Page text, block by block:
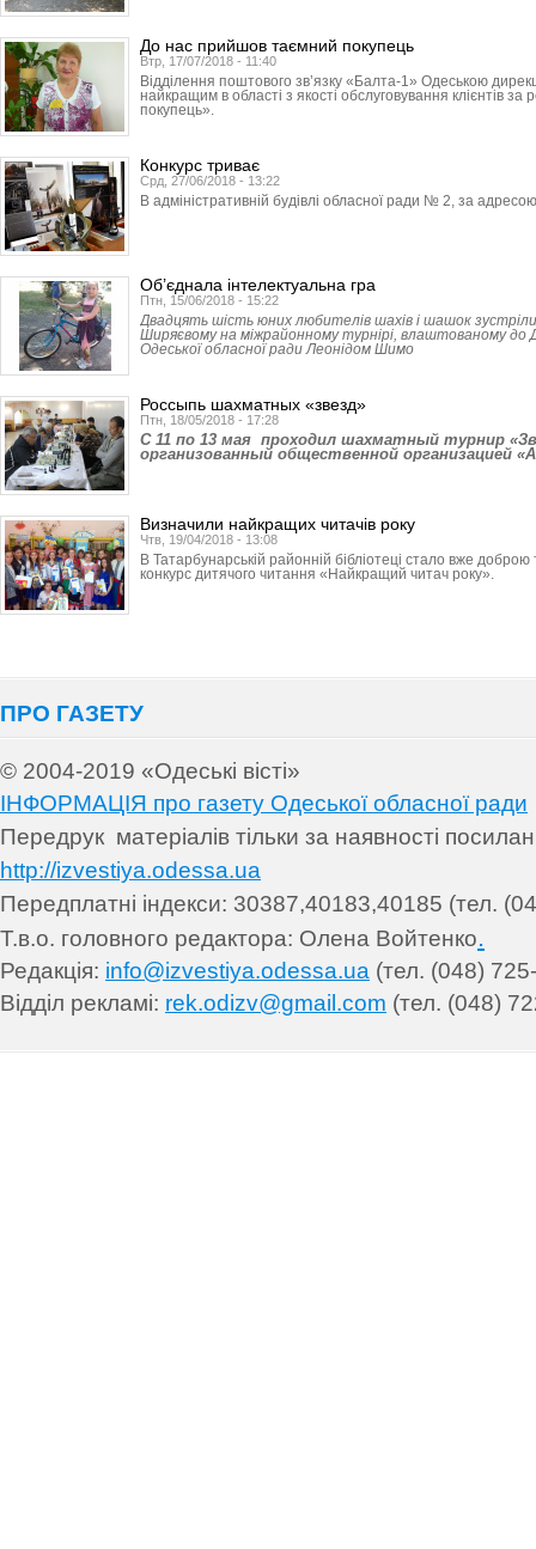
До нас прийшов таємний покупець
Втр, 17/07/2018 - 11:40
Відділення поштового зв’язку «Балта-1» Одеською
найкращим в області з якості обслуговування клієнтів
покупець».
Конкурс триває
Срд, 27/06/2018 - 13:22
В адміністративній будівлі обласної ради № 2, за
Об’єднала інтелектуальна гра
Птн, 15/06/2018 - 15:22
Двадцять шість юних любителів шахів і шашок
Ширяєвому на міжрайонному турнірі, влаштованому
Одеської обласної ради Леонідом Шимо
Россыпь шахматных «звезд»
Птн, 18/05/2018 - 17:28
C 11 по 13 мая проходил шахматный турнир
организованный общественной организацией
Визначили найкращих читачів року
Чтв, 19/04/2018 - 13:08
В Татарбунарській районній бібліотеці стало вже
конкурс дитячого читання «Найкращий читач року».
ПРО ГАЗЕТУ
© 2004-2019 «Одеські вісті»
ІНФОРМАЦІЯ про газету Одеської обласної ради
Передрук матеріалів тільки за наявності
http://izvestiya.odessa.ua
Передплатні індекси: 30387,40183,40185 (тел.
Т.в.о. головного редактора: Олена Войтенко.
Редакція: info@izvestiya.odessa.ua (тел. (048)
Відділ рекламі: rek.odizv@gmail.com (тел. (048)